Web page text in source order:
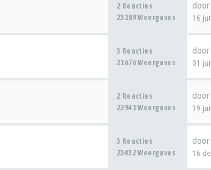
2 Reacties
23189 Weergaves
door
16
3 Reacties
21676 Weergaves
door
01
2 Reacties
22941 Weergaves
door
19
3 Reacties
23432 Weergaves
door
16